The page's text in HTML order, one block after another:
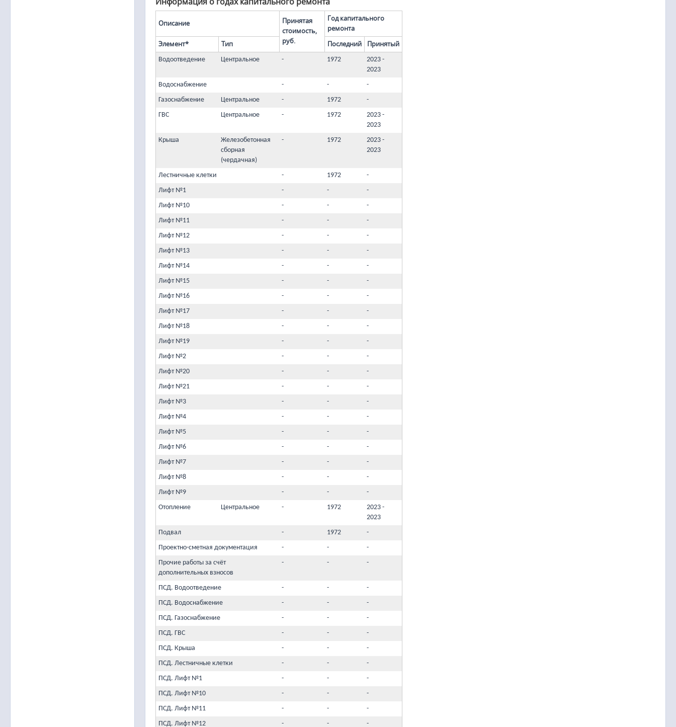
Описание
Принятая
стоимость,
руб.
Год капитального
ремонта
Элемент*
Тип Последний Принятый
Водоотведение Центральное - 1972
2023 -
2023
Водоснабжение
- -
-
Газоснабжение
Центральное - 1972
-
ГВС
Центральное - 1972
2023 -
2023
Крыша
Железобетонная
сборная
(чердачная)
- 1972
2023 -
2023
Лестничные клетки - 1972
-
Лифт №1
- -
-
Лифт №10
- -
-
Лифт №11
- -
-
Лифт №12
- -
-
Лифт №13
- -
-
Лифт №14
- -
-
Лифт №15
- -
-
Лифт №16
- -
-
Лифт №17
- -
-
Лифт №18
- -
-
Лифт №19
- -
-
Лифт №2
- -
-
Лифт №20
- -
-
Лифт №21
- -
-
Лифт №3
- -
-
Лифт №4
- -
-
Лифт №5
- -
-
Лифт №6
- -
-
Лифт №7
- -
-
Лифт №8
- -
-
Лифт №9
- -
-
Отопление
Центральное - 1972
2023 -
2023
Подвал
- 1972
-
Проектно-сметная документация
- -
-
Прочие работы за счёт
дополнительных взносов
- - -
ПСД. Водоотведение - -
-
ПСД. Водоснабжение
- -
-
ПСД. Газоснабжение
- -
-
ПСД. ГВС
- -
-
ПСД. Крыша
- -
-
ПСД. Лестничные клетки
- -
-
ПСД. Лифт №1
- -
-
ПСД. Лифт №10
- -
-
ПСД. Лифт №11
- -
-
ПСД. Лифт №12
- - -